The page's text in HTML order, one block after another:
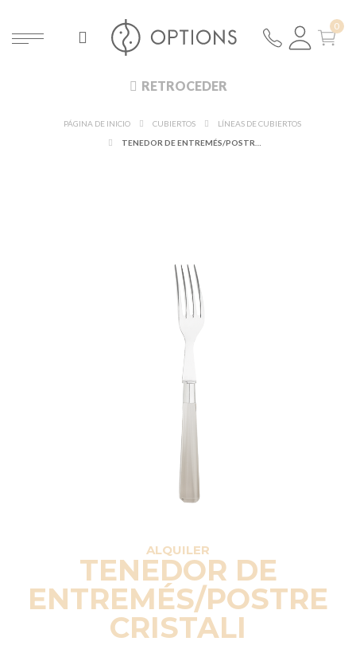
RETROCEDER
PÁGINA DE INICIO CUBIERTOS
LÍNEAS DE CUBIERTOS
ALQUILER
TENEDOR DE
ENTREMÉS/POSTRE
CRISTALI